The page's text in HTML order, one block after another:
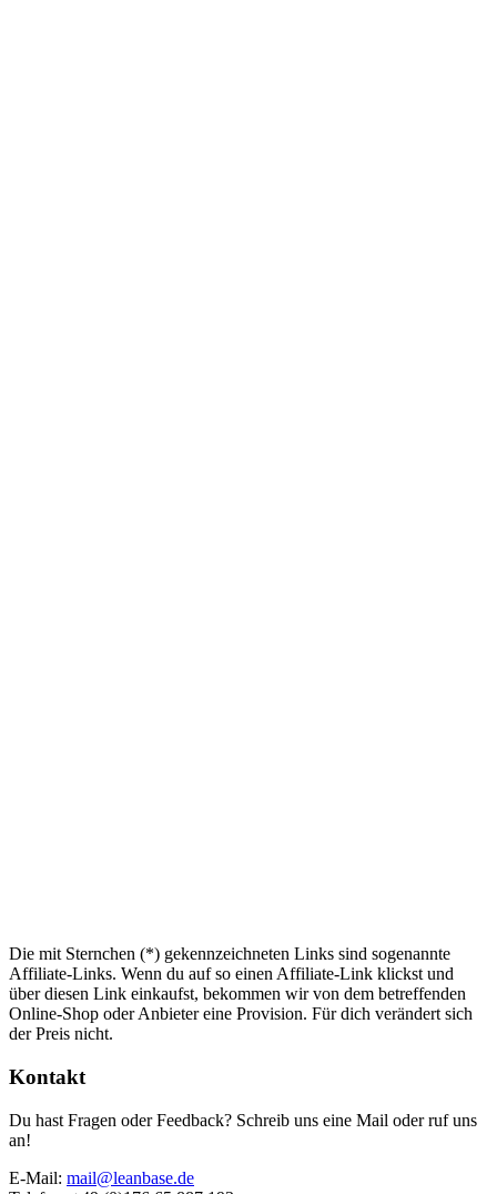
Die mit Sternchen (*) gekennzeichneten Links sind sogenannte
Affiliate-Links. Wenn du auf so einen Affiliate-Link klickst und
über diesen Link einkaufst, bekommen wir von dem betreffenden
Online-Shop oder Anbieter eine Provision. Für dich verändert sich
der Preis nicht.
Kontakt
Du hast Fragen oder Feedback? Schreib uns eine Mail oder ruf uns
an!
E-Mail: mail@leanbase.de